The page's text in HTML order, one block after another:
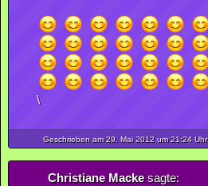
\
Geschrieben am 29. Mai2012um 21:24 Uhr
Christiane Mackesagte: